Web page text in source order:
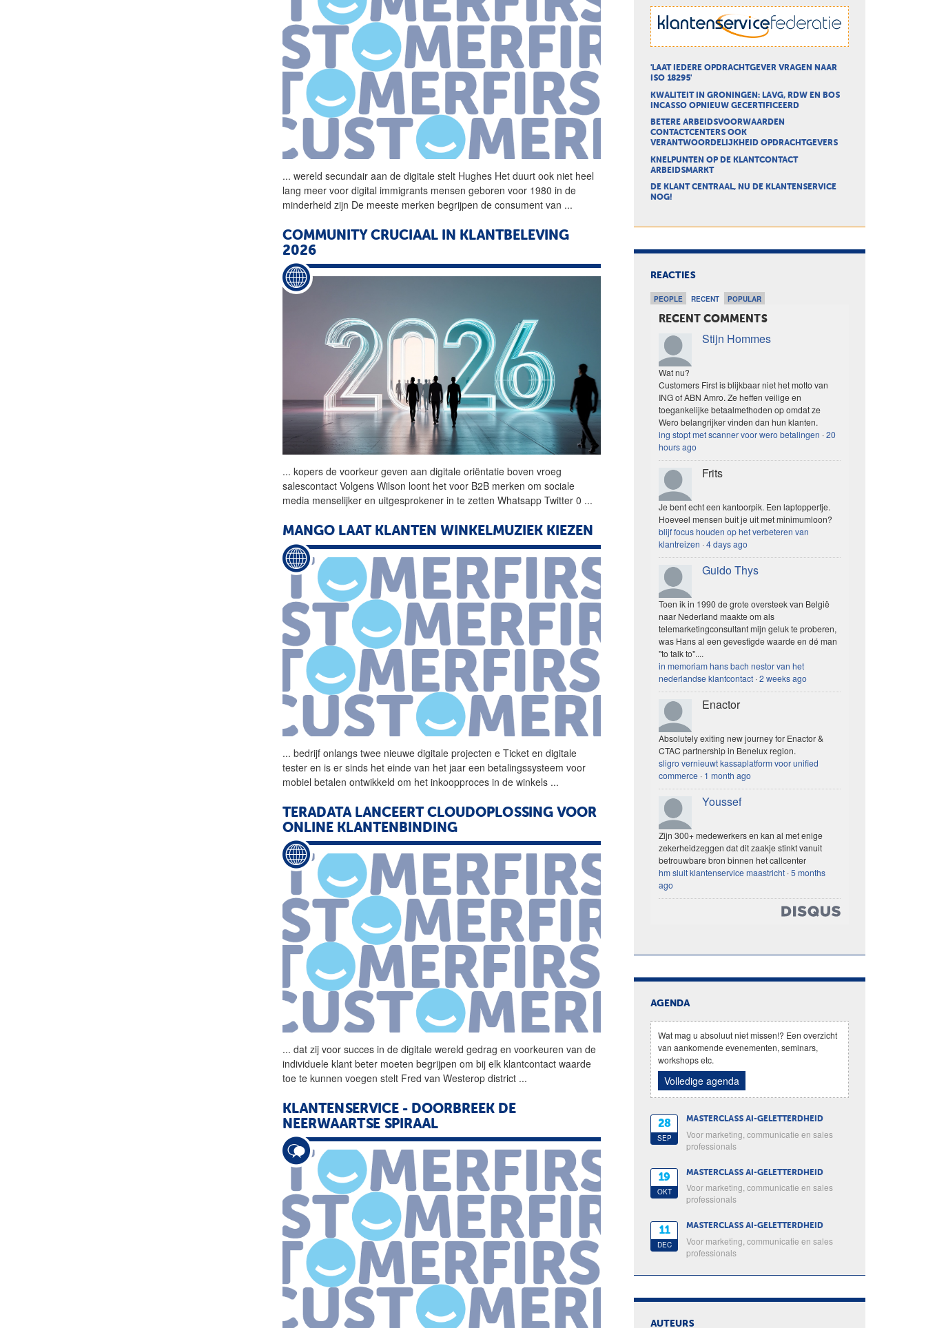
... wereld secundair aan dedigitale stelt Hughes Het duurt ook niet heel
lang meer voor digital immigrants mensen geboren voor 1980 in de
minderheid zijn De meeste merken begrijpen de consument van ...
COMMUNITY CRUCIAAL IN KLANTBELEVING
2026
... kopers de voorkeur geven aandigitale oriëntatie boven vroeg
salescontact Volgens Wilson loont het voor B2B merken omsociale
media menselijker en uitgesprokener in te zetten Whatsapp Twitter 0 ...
MANGO LAAT KLANTEN WINKELMUZIEK KIEZEN
... bedrijf onlangs twee nieuwedigitale projecten e Ticket endigitale
tester en is er sinds het einde van het jaar een betalingssysteem voor
mobiel betalen ontwikkeld om het inkoopproces in de winkels ...
TERADATA LANCEERT CLOUDOPLOSSING VOOR
ONLINE KLANTENBINDING
... dat zij voor succes in dedigitale wereld gedrag en voorkeuren van de
individuele klant beter moeten begrijpen om bij elk klantcontact waarde
toe te kunnen voegen stelt Fred van Westerop district ...
KLANTENSERVICE - DOORBREEK DE
NEERWAARTSE SPIRAAL
'LAAT IEDERE OPDRACHTGEVER VRAGEN NAAR
ISO 18295'
KWALITEIT IN GRONINGEN: LAVG, RDW EN BOS
INCASSO OPNIEUW GECERTIFICEERD
BETERE ARBEIDSVOORWAARDEN
CONTACTCENTERS OOK
VERANTWOORDELIJKHEID OPDRACHTGEVERS
KNELPUNTEN OP DE KLANTCONTACT
ARBEIDSMARKT
DE KLANT CENTRAAL, NU DE KLANTENSERVICE
NOG!
REACTIES
PEOPLE RECENT POPULAR
RECENT COMMENTS
Stijn Hommes
Wat nu?
Customers First is blijkbaar niet het motto van
ING of ABN Amro. Ze heffen veilige en
toegankelijke betaalmethoden op omdat ze
Wero belangrijker vinden dan hun klanten.
ing stopt met scanner voor wero betalingen ·20
hours ago
Frits
Je bent echt een kantoorpik. Een laptoppertje.
Hoeveel mensen buit je uit met minimumloon?
blijf focus houden op het verbeteren van
klantreizen ·4 days ago
Guido Thys
Toen ik in 1990 de grote oversteek van België
naar Nederland maakte om als
telemarketingconsultant mijn geluk te proberen,
was Hans al een gevestigde waarde en dé man
"to talk to"....
in memoriam hans bach nestor van het
nederlandse klantcontact ·2 weeks ago
Enactor
Absolutely exiting new journey for Enactor &
CTAC partnership in Benelux region.
sligro vernieuwt kassaplatform voor unified
commerce · 1 month ago
Youssef
Zijn 300+ medewerkers en kan al met enige
zekerheidzeggen dat dit zaakje stinkt vanuit
betrouwbare bron binnen het callcenter
hm sluit klantenservice maastricht ·5 months
ago
AGENDA
Wat mag u absoluut niet missen!? Een overzicht
van aankomende evenementen, seminars,
workshops etc.
Volledige agenda
28
SEP
MASTERCLASS AI-GELETTERDHEID
Voor marketing, communicatie en sales
professionals
19
OKT
MASTERCLASS AI-GELETTERDHEID
Voor marketing, communicatie en sales
professionals
11
DEC
MASTERCLASS AI-GELETTERDHEID
Voor marketing, communicatie en sales
professionals
AUTEURS